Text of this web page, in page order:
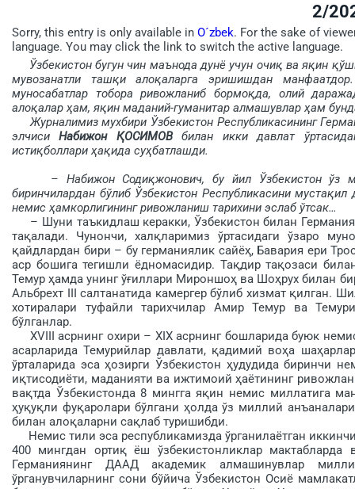
2/
Sorry, this entry is only available in O´zbek. For the sake of
language. You may click the link to switch the active language.
Ўзбекистон бугун чин маънода дунё учун очиқ ва яқин
мувозанатли ташқи алоқаларга эришишдан
муносабатлар тобора ривожланиб бормоқда, олий
алоқалар ҳам, яқин маданий-гуманитар алмашувлар ҳам
Журналимиз мухбири Ўзбекистон Республикасининг
элчисиНабижон ҚОСИМОВбилан икки давлат
истиқболлари ҳақида суҳбатлашди.
– Набижон Содиқжонович, бу йил Ўзбекистон ўз
биринчилардан бўлиб Ўзбекистон Республикасини
немис ҳамкорлигининг ривожланиш тарихини эслаб ўтсак…
– Шуни таъкидлаш керакки, Ўзбекистон билан Германия
тақалади. Чунончи, халқла­римиз ўртасидаги ўзаро
қайдлардан бири – бу германиялик сайёҳ, Бавария ери
аср бошига тегишли ёдномасидир. Тақдир тақо­заси
Темур ҳамда унинг ўғиллари Мироншоҳ ва Шоҳрух билан
Альбрехт III салтанатида камергер бўлиб хизмат қилган.
хотиралари туфайли тарихчилар Амир Темур ва
бўлганлар.
XVIII асрнинг охири – ХIХ асрнинг бошларида буюк
асарларида Темурийлар давлати, қадимий воҳа
ўрталарида эса ҳозирги Ўзбекистон ҳудудида биринчи
иқтисодиёти, маданияти ва ижтимоий ҳаётининг
вақтда Ўзбекистонда 8 мингга яқин немис миллатига
ҳуқуқли фуқаролари бўлгани ҳолда ўз миллий
билан алоқаларни сақлаб туришибди.
Немис тили эса республикамизда ўрганилаётган
400 мингдан ортиқ ёш ўзбекистонликлар
Германиянинг ДААД академик алмашинувлар
ўрганувчиларнинг сони бўйича Ўзбекистон Осиё